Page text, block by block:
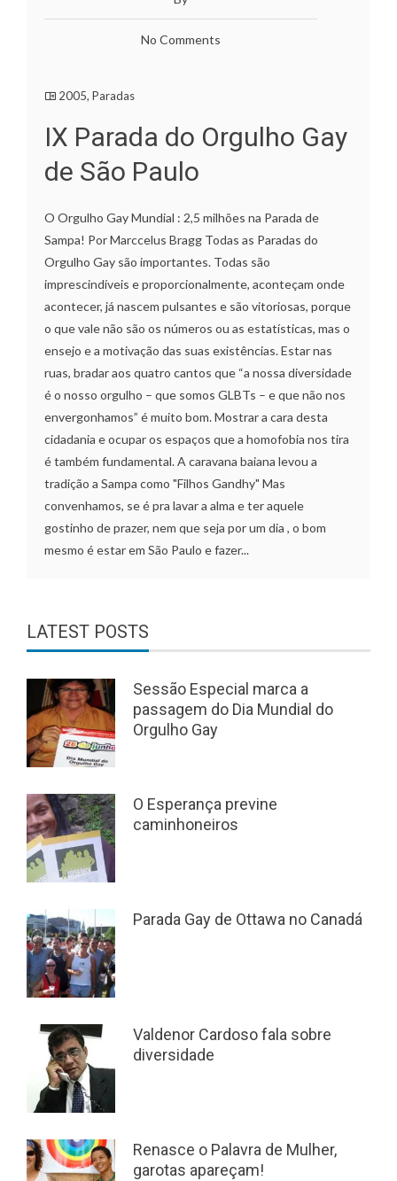
No Comments
2005, Paradas
IX Parada do Orgulho Gay
de São Paulo
O Orgulho Gay Mundial : 2,5 milhões na Parada de
Sampa! Por Marccelus Bragg Todas as Paradas do
Orgulho Gay são importantes. Todas são
imprescindíveis e proporcionalmente, aconteçam onde
acontecer, já nascem pulsantes e são vitoriosas, porque
o que vale não são os números ou as estatísticas, mas o
ensejo e a motivação das suas existências. Estar nas
ruas, bradar aos quatro cantos que “a nossa diversidade
é o nosso orgulho – que somos GLBTs – e que não nos
envergonhamos” é muito bom. Mostrar a cara desta
cidadania e ocupar os espaços que a homofobia nos tira
é também fundamental. A caravana baiana levou a
tradição a Sampa como "Filhos Gandhy" Mas
convenhamos, se é pra lavar a alma e ter aquele
gostinho de prazer, nem que seja por um dia , o bom
mesmo é estar em São Paulo e fazer...
LATEST POSTS
Sessão Especial marca a
passagem do Dia Mundial do
Orgulho Gay
O Esperança previne
caminhoneiros
Parada Gay de Ottawa no Canadá
Valdenor Cardoso fala sobre
diversidade
Renasce o Palavra de Mulher,
garotas apareçam!